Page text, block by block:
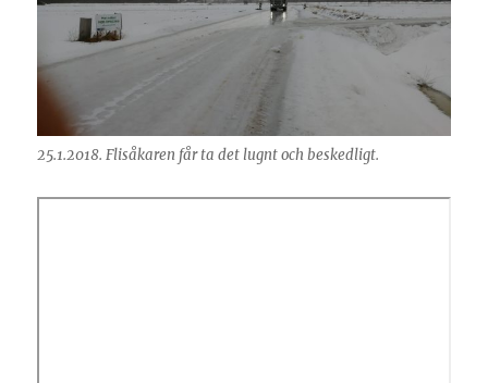
25.1.2018. Flisåkaren får ta det lugnt och beskedligt.